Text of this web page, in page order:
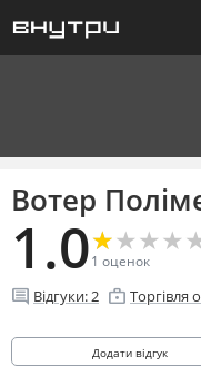
Вотер
1.0★
★★
★★
★★
★
1 оценок
comment Відгуки:2 enterprise Торгівля
Додати відгук